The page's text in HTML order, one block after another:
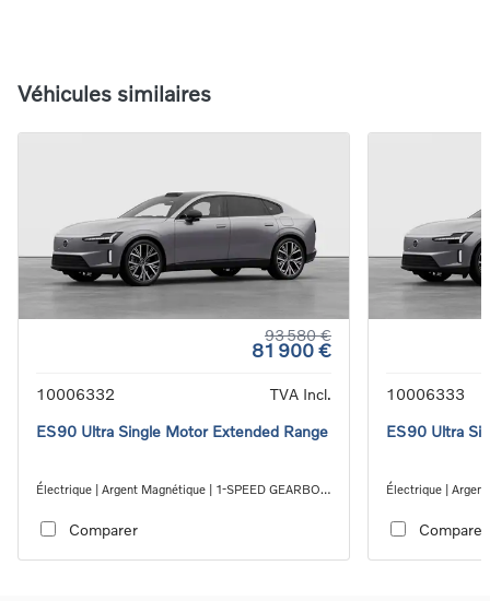
Véhicules similaires
93 580 €
81 900 €
10006332
TVA Incl.
ES90 Ultra Single Motor Extended Range
Électrique | Argent Magnétique | 1-SPEED GEARBOX
Comparer
10006333
ES90 Ultra
Électrique |
Comparer